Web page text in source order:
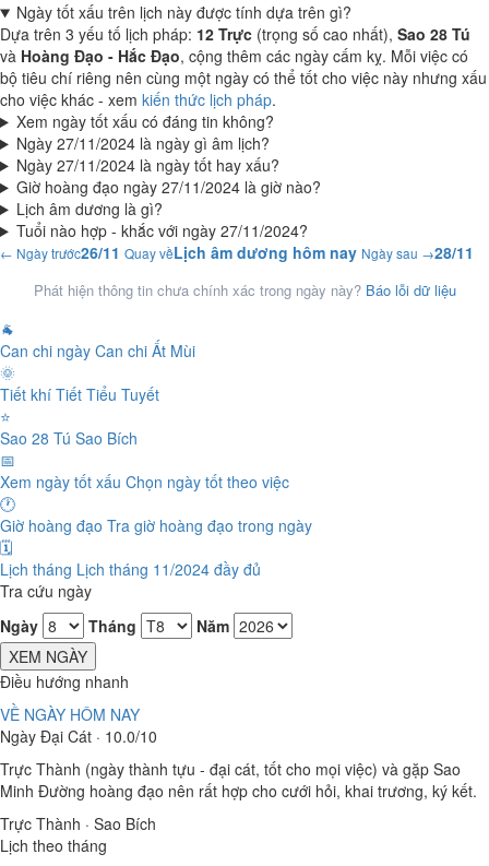
Ngày tốt xấu trên lịch này được tính dựa trên gì?
Dựa trên 3 yếu tố lịch pháp: 12 Trực (trọng số cao nhất), Sao 28 Tú
và Hoàng Đạo - Hắc Đạo, cộng thêm các ngày cấm kỵ. Mỗi việc có
bộ tiêu chí riêng nên cùng một ngày có thể tốt cho việc này nhưng xấu
cho việc khác - xem kiến thức lịch pháp.
Xem ngày tốt xấu có đáng tin không?
Ngày 27/11/2024 là ngày gì âm lịch?
Ngày 27/11/2024 là ngày tốt hay xấu?
Giờ hoàng đạo ngày 27/11/2024 là giờ nào?
Lịch âm dương là gì?
Tuổi nào hợp - khắc với ngày 27/11/2024?
← Ngày trước26/11 Quay vềLịch âm dương hôm nay Ngày sau →28/11
Phát hiện thông tin chưa chính xác trong ngày này? Báo lỗi dữ liệu
🐐
Can chi ngày Can chi Ất Mùi
🌞
Tiết khí Tiết Tiểu Tuyết
⭐
Sao 28 Tú Sao Bích
📅
Xem ngày tốt xấu Chọn ngày tốt theo việc
🕐
Giờ hoàng đạo Tra giờ hoàng đạo trong ngày
🗓️
Lịch tháng Lịch tháng 11/2024 đầy đủ
Tra cứu ngày
Ngày
Tháng
Năm
XEM NGÀY
Điều hướng nhanh
VỀ NGÀY HÔM NAY
Ngày Đại Cát · 10.0/10
Trực Thành (ngày thành tựu - đại cát, tốt cho mọi việc) và gặp Sao
Minh Đường hoàng đạo nên rất hợp cho cưới hỏi, khai trương, ký kết.
Trực Thành · Sao Bích
Lịch theo tháng